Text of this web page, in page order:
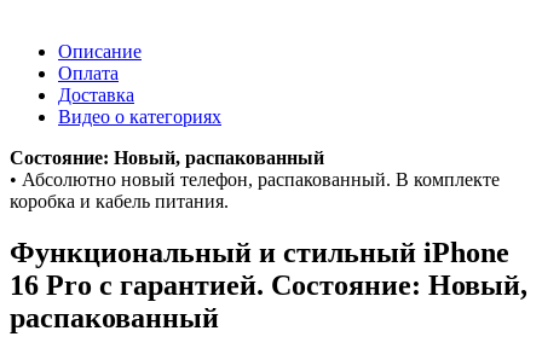
Описание
Оплата
Доставка
Видео о категориях
Состояние: Новый, распакованный
• Абсолютно новый телефон, распакованный. В комплекте
коробка и кабель питания.
Функциональный и стильный iPhone
16 Pro с гарантией. Состояние: Новый,
распакованный